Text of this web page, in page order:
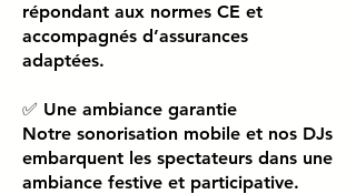
répondant aux normes CE et
accompagnés d’assurances
adaptées.
✅ Une ambiance garantie
Notre sonorisation mobile et nos DJs
embarquent les spectateurs dans une
ambiance festive et participative.